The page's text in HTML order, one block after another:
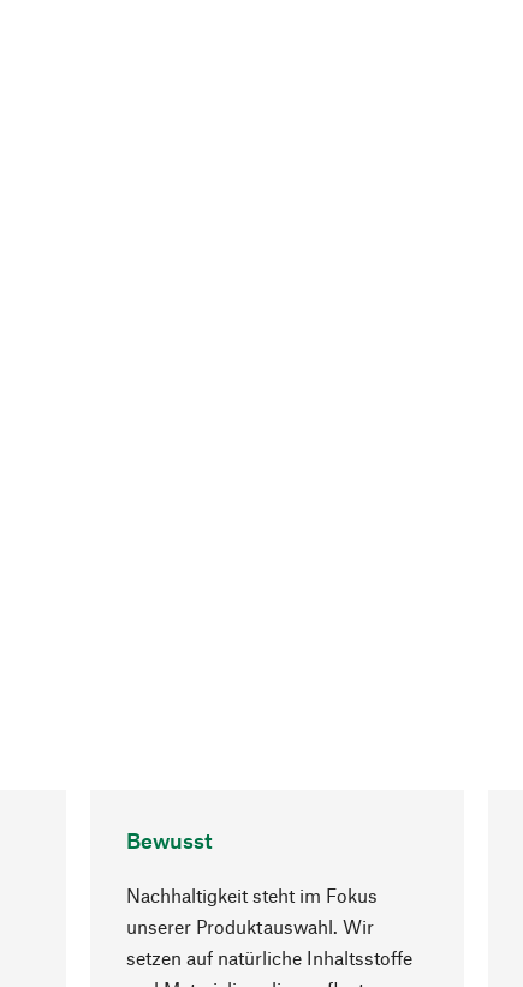
Bewusst
Nachhaltigkeit steht im Fokus
unserer Produktauswahl. Wir
setzen auf natürliche Inhaltsstoffe